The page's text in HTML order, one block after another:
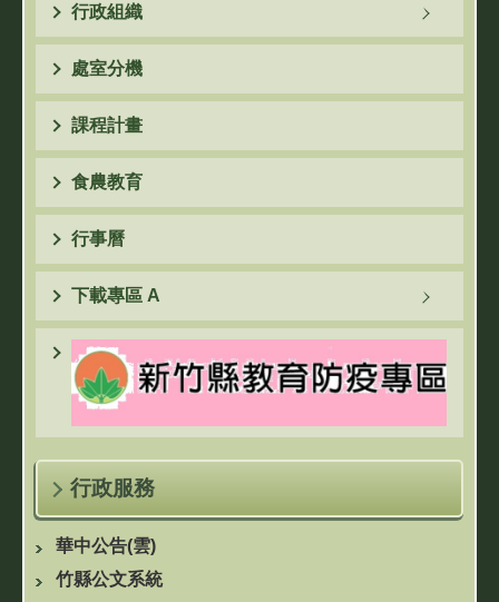
行政組織
處室分機
課程計畫
食農教育
行事曆
下載專區 A
行政服務
華中公告(雲)
竹縣公文系統